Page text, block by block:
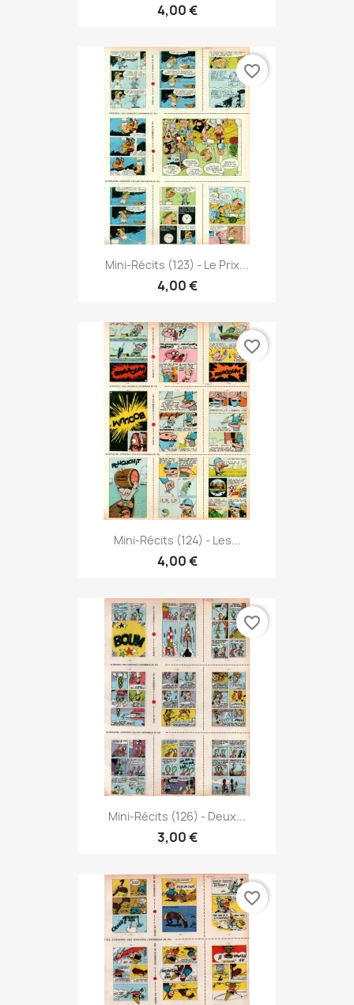
4,00 €
Mini-Récits (123) - Le Prix...
4,00 €
favorite_border
Mini-Récits (124) - Les...
4,00 €
favorite_border
Mini-Récits (126) - Deux...
3,00 €
favorite_border
favorite_border